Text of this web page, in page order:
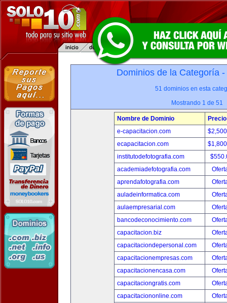
Dominios de la Categoría -
51 dominios en esta
Mostrando 1 de 51
Nombre de Dominio
Precio
e-capacitacion.com
ecapacitacion.com
institutodefotografia.com
academiadefotografia.com
aprendafotografia.com
auladeinformatica.com
aulaempresarial.com
bancodeconocimiento.com
capacitacion.biz
capacitaciondepersonal.com
capacitacionempresas.com
capacitacionencasa.com
capacitaciongratis.com
capacitaciononline.com